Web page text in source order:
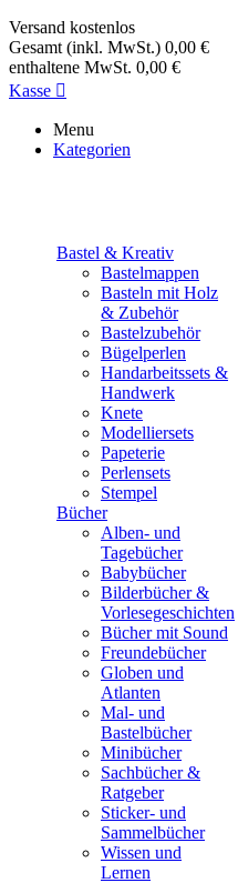
Versand kostenlos
Gesamt (inkl. MwSt.) 0,00 €
enthaltene MwSt. 0,00 €
Kasse 
Menu
Kategorien
Bastel & Kreativ
Bastelmappen
Basteln mit Holz
& Zubehör
Bastelzubehör
Bügelperlen
Handarbeitssets &
Handwerk
Knete
Modelliersets
Papeterie
Perlensets
Stempel
Bücher
Alben- und
Tagebücher
Babybücher
Bilderbücher &
Vorlesegeschichten
Bücher mit Sound
Freundebücher
Globen und
Atlanten
Mal- und
Bastelbücher
Minibücher
Sachbücher &
Ratgeber
Sticker- und
Sammelbücher
Wissen und
Lernen